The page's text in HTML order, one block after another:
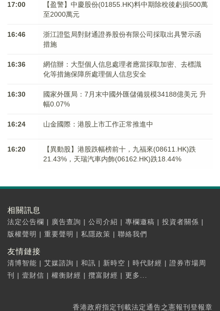
17:00
【盈警】中慶股份(01855.HK)料中期除稅後虧損500萬
至2000萬元
16:46
浙江證監局對財通證券股份有限公司採取出具警示函
措施
16:36
網信辦：大型個人信息處理者應當採取加密、去標識
化等措施保障所處理個人信息安全
16:30
國家外匯局：7月末中國外匯儲備規模34188億美元 升
幅0.07%
16:24 山金國際：港股上市工作正常推進中
16:20
【異動股】港股跌幅榜前十，九福來(08611.HK)跌
21.43%，天瑞汽車内飾(06162.HK)跌18.44%
相關訊息
法定公告欄 | 廣告查詢 | 公司介紹 | 專欄邀稿 | 投資者關係 |
版權聲明 | 重要聲明 | 私隱政策 | 聯絡我們
友情鏈接
清博智能 | 艾媒諮詢 | 和訊 | 新時空 | 時代財經 | 證券市場周
刊
| 壹財信 | 權衡財經 | 攬富財經 | 更多...
香港政府指定刊載法定通告之憲報刊登報章